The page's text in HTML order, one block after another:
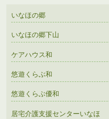
いなほの郷
いなほの郷下山
ケアハウス和
悠遊くらぶ和
悠遊くらぶ優和
居宅介護支援センターいなほ